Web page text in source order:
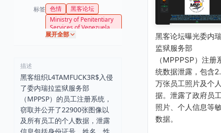
标签 色情
黑客论坛
Ministry of Penitentiary
Services of Venezuela
展开全部
描述
黑客组织L4TAMFUCK3R$入侵
了委内瑞拉监狱服务部
（MPPSP）的员工注册系统，
窃取并公开了22900张图像以
及所有员工的个人数据，泄露
黑客论坛曝光委内
监狱服务部
（MPPPSP）注册
统数据泄露，包含
万张员工照片及个
据。泄露了政府员
照片、个人信息等
数据。